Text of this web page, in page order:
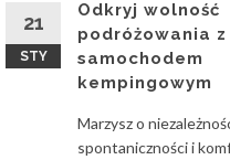
21
STY
Odkryj wolność
podróżowania z
samochodem
kempingowym
Marzysz o
spontaniczności i